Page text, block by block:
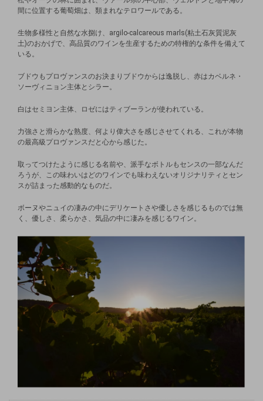
間に位置する葡萄畑は、類まれなテロワールである。
生物多様性と自然な水捌け、argilo-calcareous marls(粘土石灰質泥灰
土)のおかげで、高品質のワインを生産するための特権的な条件を備えて
いる。
ブドウもプロヴァンスのお決まりブドウからは逸脱し、赤はカベルネ・
ソーヴィニョン主体とシラー。
白はセミヨン主体、ロゼにはティブーランが使われている。
力強さと滑らかな熟度、何より偉大さを感じさせてくれる、これが本物
の最高級プロヴァンスだと心から感じた。
取ってつけたように感じる名前や、派手なボトルもセンスの一部なんだ
ろうが、この味わいはどのワインでも味わえないオリジナリティとセン
スが詰まった感動的なものだ。
ボーヌやニュイの凄みの中にデリケートさや優しさを感じるものでは無
く、優しさ、柔らかさ、気品の中に凄みを感じるワイン。